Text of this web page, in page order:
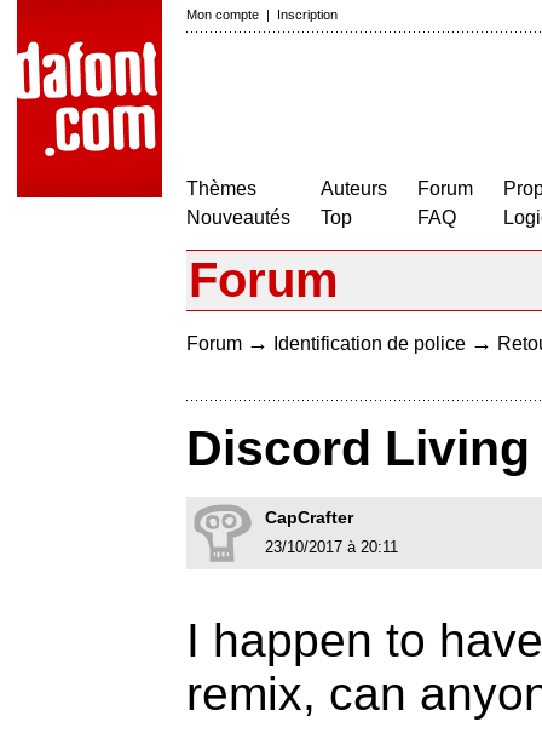
Mon compte | Inscription
Thèmes
Nouveautés
Auteurs
Top
Forum
FAQ
Forum
Forum → Identification de police →
Discord
CapCrafter
23/10/2017 à 20:11
I happen to
remix, can